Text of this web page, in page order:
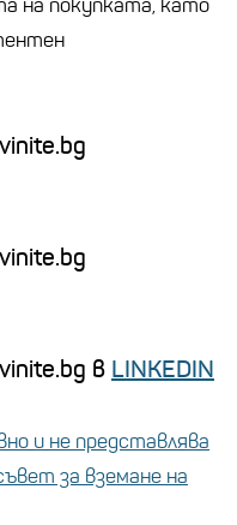
на покупката, като
в LINKEDIN
и не представлява
за вземане на